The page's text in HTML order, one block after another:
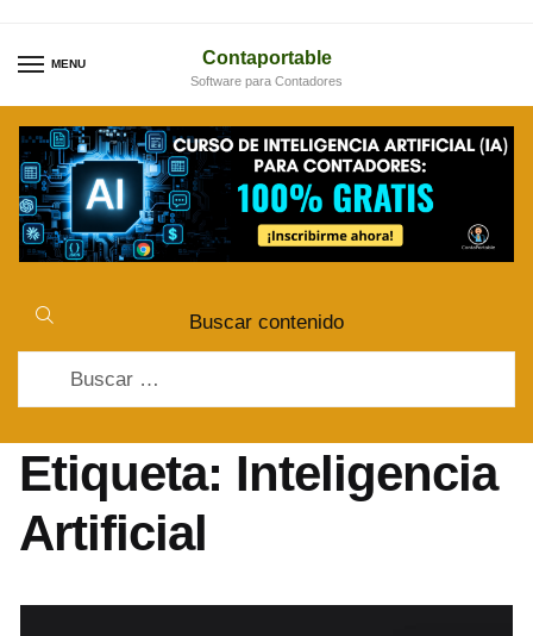
to
to
MENU Contaportable
Software para Contadores
Buscar contenido
Etiqueta: Inteligencia
Artificial